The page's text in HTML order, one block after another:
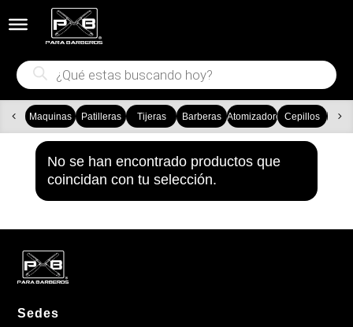
Búsqueda
de
productos
Maquinas Patilleras Tijeras Barberas AtomizadoresCepillos
No se han encontrado productos que
coincidan con tu selección.
Sedes